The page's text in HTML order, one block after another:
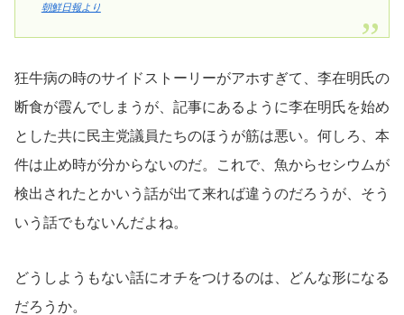
朝鮮日報より
狂牛病の時のサイドストーリーがアホすぎて、李在明氏の
断食が霞んでしまうが、記事にあるように李在明氏を始め
とした共に民主党議員たちのほうが筋は悪い。何しろ、本
件は止め時が分からないのだ。これで、魚からセシウムが
検出されたとかいう話が出て来れば違うのだろうが、そう
いう話でもないんだよね。
どうしようもない話にオチをつけるのは、どんな形になる
だろうか。